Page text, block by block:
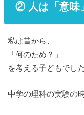
② 人は「意味
私は昔から、
「何のため？」
を考える子どもでした
中学の理科の実験の時